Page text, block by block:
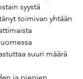
syystä
toimivan yhtään
suuri määrä